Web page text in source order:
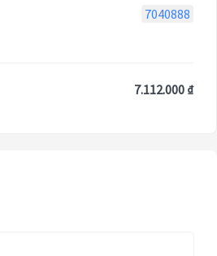
7040888
7.112.000 ₫